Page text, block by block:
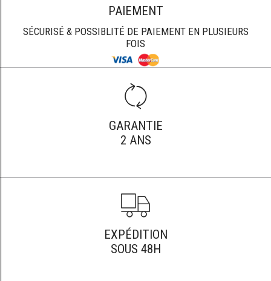
PAIEMENT
SÉCURISÉ & POSSIBLITÉ DE PAIEMENT EN PLUSIEURS
FOIS
GARANTIE
2 ANS
EXPÉDITION
SOUS 48H